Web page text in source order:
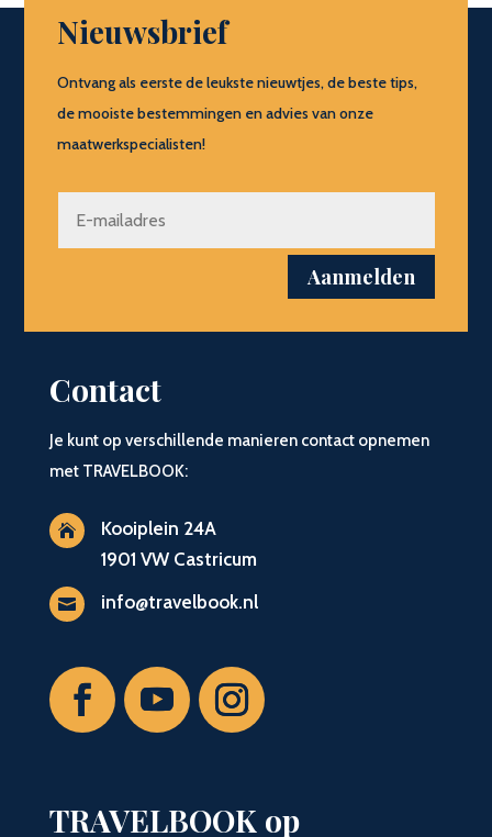
Nieuwsbrief
Ontvang als eerste de leukste nieuwtjes, de beste tips,
de mooiste bestemmingen en advies van onze
maatwerkspecialisten!
Aanmelden
Contact
Je kunt op verschillende manieren contact opnemen
met TRAVELBOOK:

Kooiplein 24A
1901 VW Castricum
 info@travelbook.nl
TRAVELBOOK op